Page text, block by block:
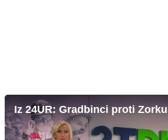
Iz 24UR: Gradbinci proti Zorku